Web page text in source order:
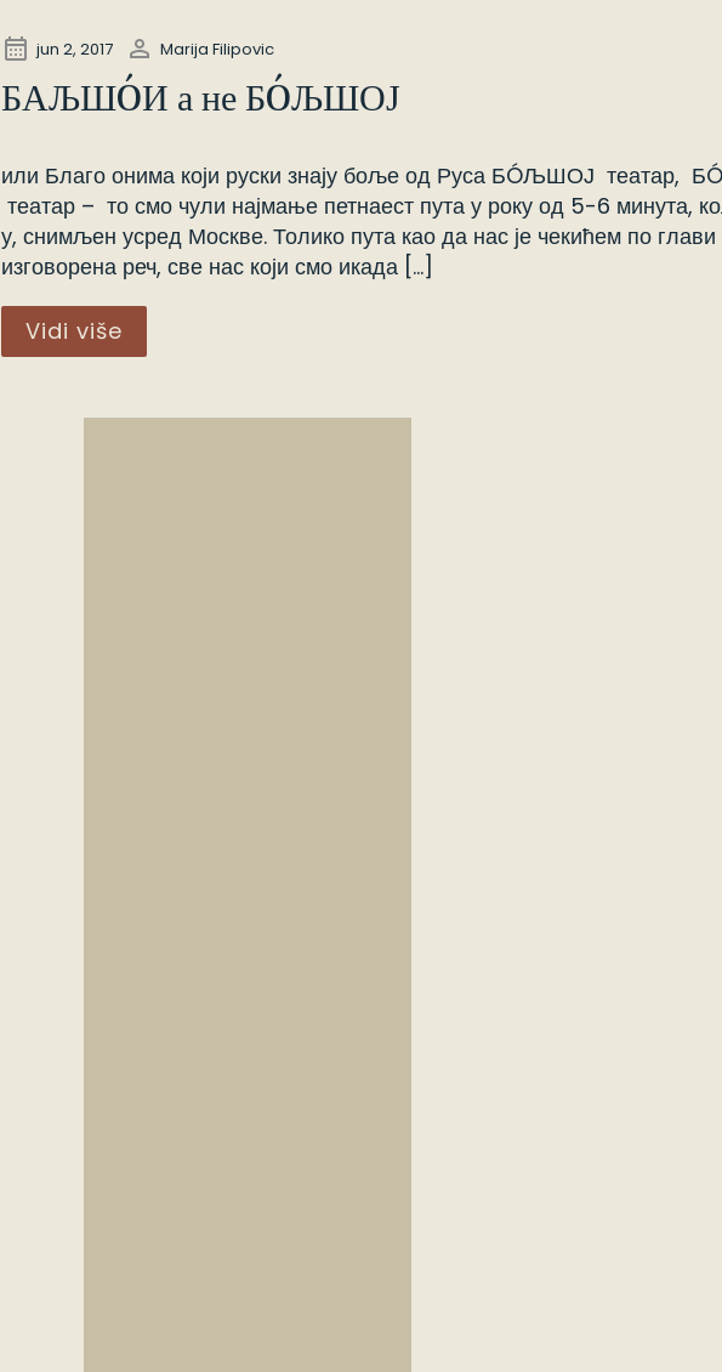
jun 2, 2017 Marija Filipovic
БАЉШÓИ а не БÓЉШОЈ
или Благо онима који руски знају боље од Руса БÓЉШОЈ
театар – то смо чули најмање петнаест пута у року од 5-6 минута,
у, снимљен усред Москве. Толико пута као да нас је чекићем по
изговорена реч, све нас који смо икада […]
Vidi više